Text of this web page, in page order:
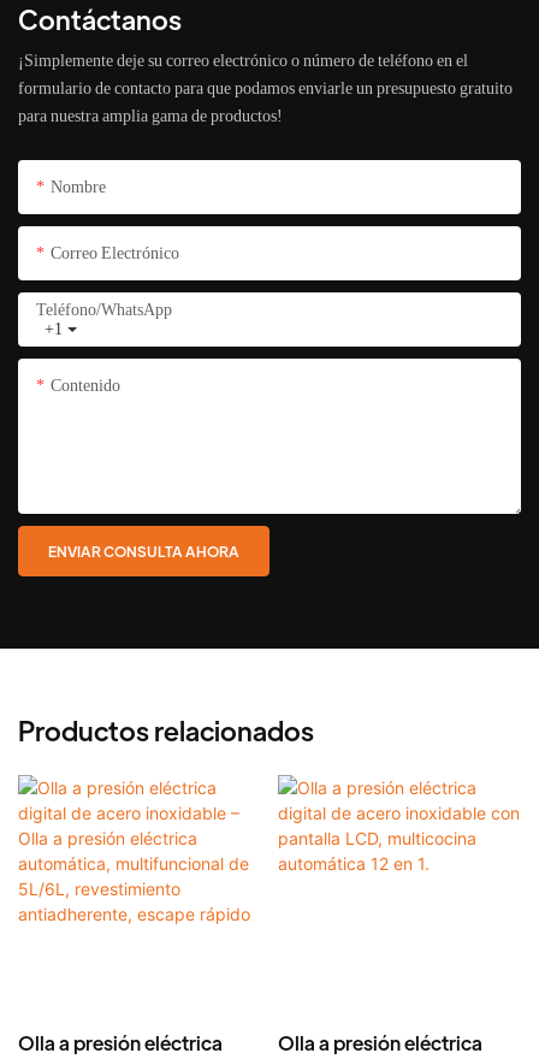
Contáctanos
¡Simplemente deje su correo electrónico o número de teléfono en el
formulario de contacto para que podamos enviarle un presupuesto gratuito
para nuestra amplia gama de productos!
Nombre
Correo Electrónico
+1
Teléfono/WhatsApp
Contenido
ENVIAR CONSULTA AHORA
Productos relacionados
Olla a presión eléctrica Olla a presión eléctrica